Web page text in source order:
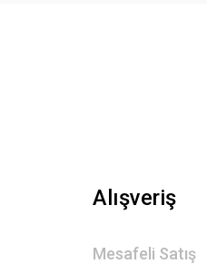
Alışveriş
Mesafeli Satış